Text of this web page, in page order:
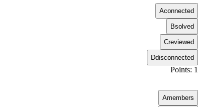
Aconnected
Bsolved
Creviewed
Ddisconnected
Points: 1
Amembers